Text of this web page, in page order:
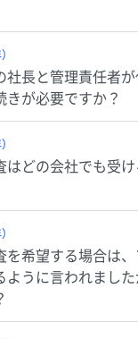
社長と管理責任者
きが必要ですか？
はどの会社でも受
を希望する場合は
ように言われまし